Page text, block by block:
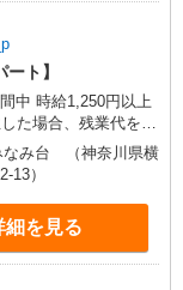
ト】
なみ台 （神奈川県横
13）
細を見る